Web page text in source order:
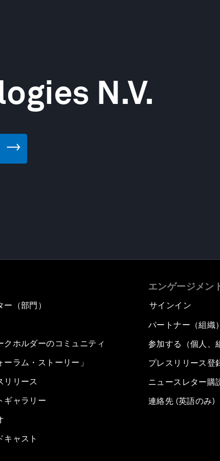
N.V.
ー（部門）
クホルダーのコミュニティ
ーラム・ストーリー」
リリース
ギャラリー
キャスト
エンゲージメン
サインイン
パートナー（組織
参加する（個人、
プレスリリース登
ニュースレター購
連絡先 (英語のみ)